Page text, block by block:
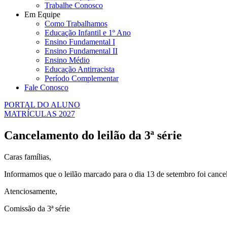
Trabalhe Conosco
Em Equipe
Como Trabalhamos
Educação Infantil e 1º Ano
Ensino Fundamental I
Ensino Fundamental II
Ensino Médio
Educação Antirracista
Período Complementar
Fale Conosco
PORTAL DO ALUNO
MATRÍCULAS 2027
Cancelamento do leilão da 3ª série
Caras famílias,
Informamos que o leilão marcado para o dia 13 de setembro foi
Atenciosamente,
Comissão da 3ª série